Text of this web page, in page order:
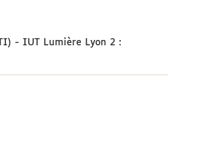
- IUT Lumière Lyon 2: